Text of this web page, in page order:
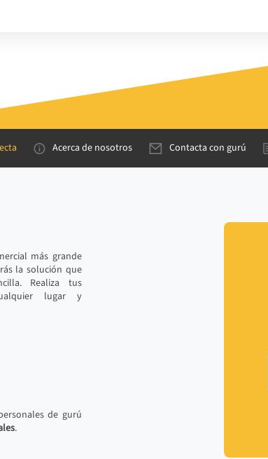
Acerca de nosotros Contacta con gurú
más grande
la solución que
Realiza tus
lugar y
de gurú
.